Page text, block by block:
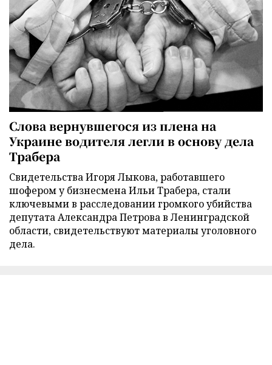
Слова вернувшегося из плена на
Украине водителя легли в основу дела
Трабера
Свидетельства Игоря Лыкова, работавшего
шофером у бизнесмена Ильи Трабера, стали
ключевыми в расследовании громкого убийства
депутата Александра Петрова в Ленинградской
области, свидетельствуют материалы уголовного
дела.